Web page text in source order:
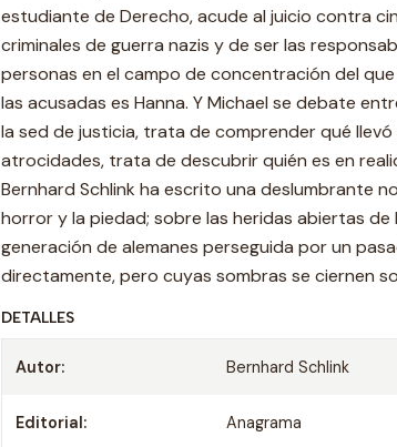
estudiante de Derecho, acude al juicio contra
criminales de guerra nazis y de ser las
personas en el campo de concentración del que
las acusadas es Hanna. Y Michael se debate
la sed de justicia, trata de comprender qué
atrocidades, trata de descubrir quién es en
Bernhard Schlink ha escrito una deslumbrante
horror y la piedad; sobre las heridas abiertas de
generación de alemanes perseguida por un
directamente, pero cuyas sombras se ciernen
DETALLES
Autor: Bernhard Schlink
Editorial: Anagrama